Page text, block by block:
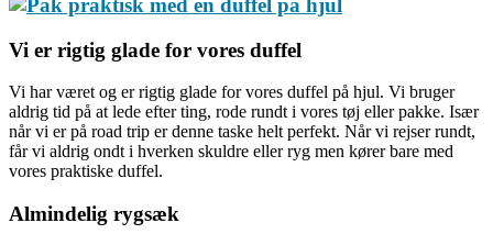
Vi er rigtig glade for vores duffel
Vi har været og er rigtig glade for vores duffel på hjul. Vi bruger
aldrig tid på at lede efter ting, rode rundt i vores tøj eller pakke. Især
når vi er på road trip er denne taske helt perfekt. Når vi rejser rundt,
får vi aldrig ondt i hverken skuldre eller ryg men kører bare med
vores praktiske duffel.
Almindelig rygsæk